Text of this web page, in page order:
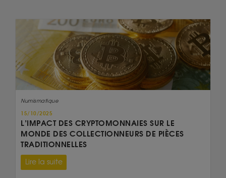
Numismatique
15/10/2025
L’IMPACT DES CRYPTOMONNAIES SUR LE
MONDE DES COLLECTIONNEURS DE PIÈCES
TRADITIONNELLES
Lire la suite